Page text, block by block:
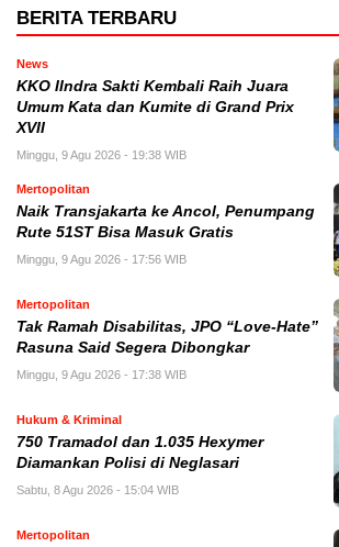
BERITA TERBARU
News
KKO IIndra Sakti Kembali Raih Juara
Umum Kata dan Kumite di Grand Prix
XVII
Minggu, 9 Agu 2026 - 19:38 WIB
Mertopolitan
Naik Transjakarta ke Ancol, Penumpang
Rute 51ST Bisa Masuk Gratis
Minggu, 9 Agu 2026 - 17:56 WIB
Mertopolitan
Tak Ramah Disabilitas, JPO “Love-Hate”
Rasuna Said Segera Dibongkar
Minggu, 9 Agu 2026 - 17:38 WIB
Hukum & Kriminal
750 Tramadol dan 1.035 Hexymer
Diamankan Polisi di Neglasari
Sabtu, 8 Agu 2026 - 15:04 WIB
Mertopolitan